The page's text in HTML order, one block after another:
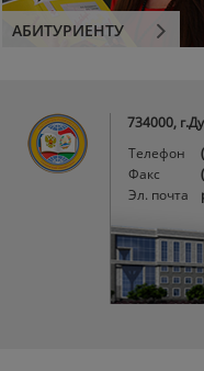
АБИТУРИЕНТУ
734000,
Телефон
Факс
Эл. почта